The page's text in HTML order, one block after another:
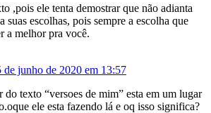
,pois ele tenta demostrar que não adianta
suas escolhas, pois sempre a escolha que
a melhor pra você.
de junho de 2020 em 13:57
do texto “versoes de mim” esta em um lugar
ele esta fazendo lá e oq isso significa?